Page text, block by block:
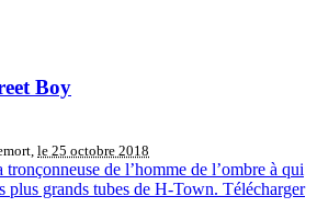
Boy
le 25 octobre 2018
de l’homme de l’ombre à qui
plus grands tubes de H-Town. Télécharger